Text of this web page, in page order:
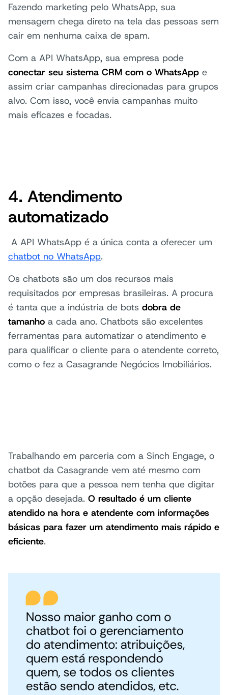
Fazendo marketing pelo WhatsApp, sua
mensagem chega direto na tela das pessoas sem
cair em nenhuma caixa de spam.
Com a API WhatsApp, sua empresa pode
conectar seu sistema CRM com o WhatsApp e
assim criar campanhas direcionadas para grupos
alvo. Com isso, você envia campanhas muito
mais eficazes e focadas.
4. Atendimento
automatizado
A API WhatsApp é a única conta a oferecer um
chatbot no WhatsApp.
Os chatbots são um dos recursos mais
requisitados por empresas brasileiras. A procura
é tanta que a indústria de bots dobra de
tamanho a cada ano. Chatbots são excelentes
ferramentas para automatizar o atendimento e
para qualificar o cliente para o atendente correto,
como o fez a Casagrande Negócios Imobiliários.
Trabalhando em parceria com a Sinch Engage, o
chatbot da Casagrande vem até mesmo com
botões para que a pessoa nem tenha que digitar
a opção desejada. O resultado é um cliente
atendido na hora e atendente com informações
básicas para fazer um atendimento mais rápido e
eficiente.